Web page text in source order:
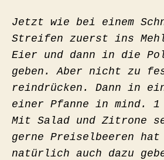
Jetzt wie bei einem
Streifen zuerst ins
Eier und dann in die
geben. Aber nicht zu
reindrücken. Dann in
einer Pfanne in mind. 1
Mit Salad und Zitrone
gerne Preiselbeeren hat
natürlich auch dazu